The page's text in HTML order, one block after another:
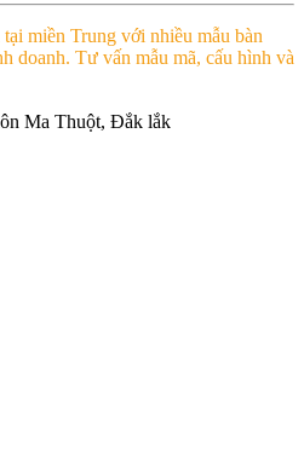
miền Trung với nhiều mẫu bàn
doanh. Tư vấn mẫu mã, cấu hình và
Ma Thuột, Đắk lắk